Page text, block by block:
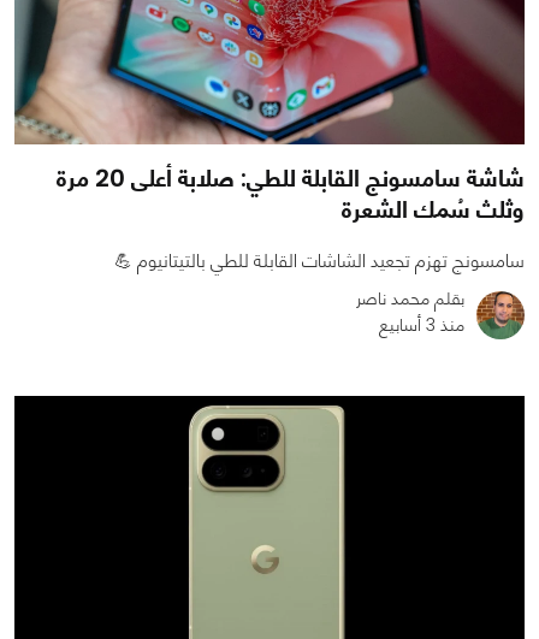
0
شاشة سامسونج القابلة للطي: صلابة أعلى 20 مرة
وثلث سُمك الشعرة
سامسونج تهزم تجعيد الشاشات القابلة للطي بالتيتانيوم 💪
بقلم محمد ناصر
منذ 3 أسابيع